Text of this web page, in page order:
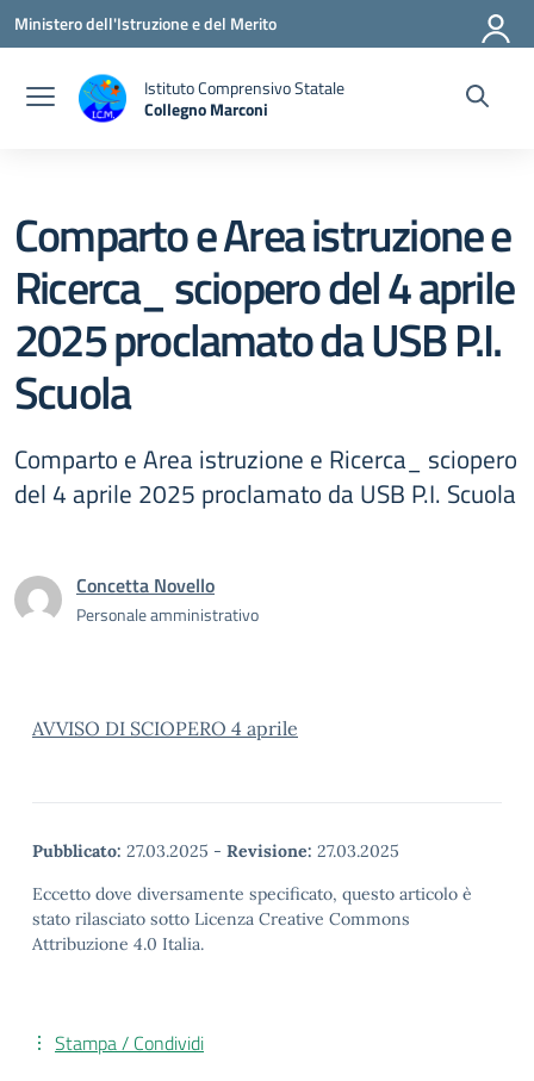
Vai ai contenuti
Vai al menu di navigazione
Vai al footer
Ministero dell'Istruzione e del Merito
Istituto Comprensivo Statale
Collegno Marconi
Comparto e Area istruzione e
Ricerca_ sciopero del 4 aprile
2025 proclamato da USB P.I.
Scuola
Comparto e Area istruzione e Ricerca_ sciopero
del 4 aprile 2025 proclamato da USB P.I. Scuola
Concetta Novello
Personale amministrativo
AVVISO DI SCIOPERO 4 aprile
Pubblicato: 27.03.2025 - Revisione: 27.03.2025
Eccetto dove diversamente specificato, questo articolo è
stato rilasciato sotto Licenza Creative Commons
Attribuzione 4.0 Italia.
Stampa / Condividi